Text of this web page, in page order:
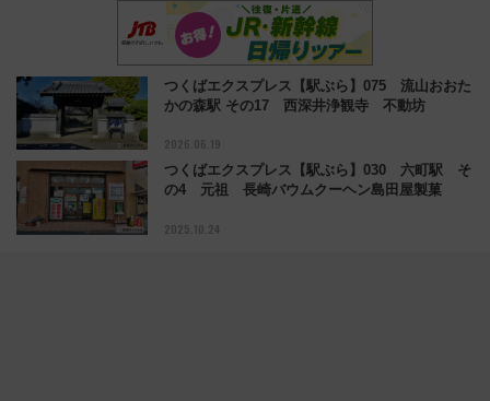
つくばエクスプレス【駅ぶら】075 流山おおた
かの森駅 その17 西深井浄観寺 不動坊
2026.06.19
つくばエクスプレス【駅ぶら】030 六町駅 そ
の4 元祖 長崎バウムクーヘン島田屋製菓
2025.10.24